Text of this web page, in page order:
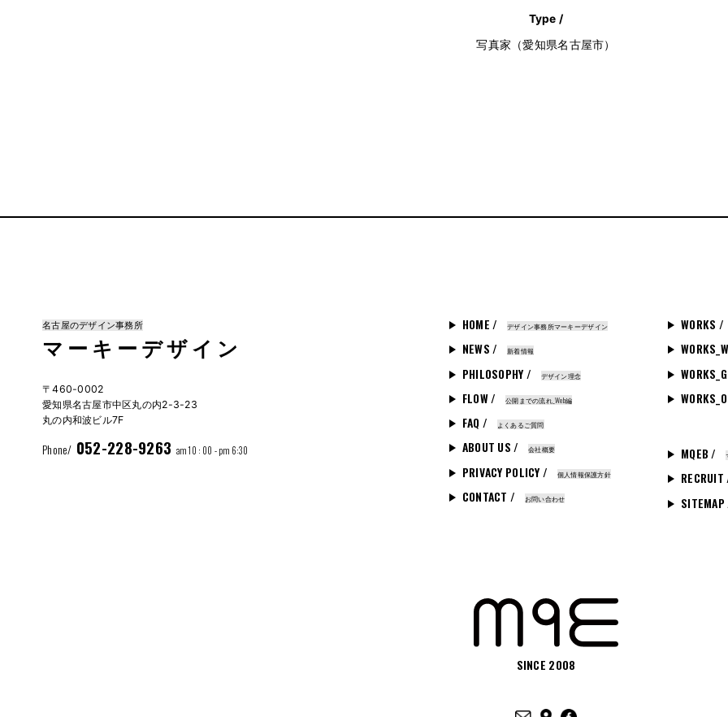
Type /
写真家（愛知県名古屋市）
HOME / デザイン事務所マーキーデザイン
NEWS / 新着情報
PHILOSOPHY / デザイン理念
FLOW / 公開までの流れ_Web編
FAQ / よくあるご質問
ABOUT US / 会社概要
PRIVACY POLICY / 個人情報保護方針
CONTACT / お問い合わせ
WORKS /
MQEB /
RECRUIT
名古屋のデザイン事務所
マーキーデザイン
〒460-0002
愛知県名古屋市中区丸の内2-3-23
丸の内和波ビル7F
Phone/ 052-228-9263 am 10 : 00 - pm 6:30
SINCE 2008